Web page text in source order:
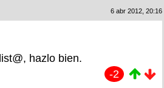
6 abr 2012, 20:16
hazlo bien.
-2